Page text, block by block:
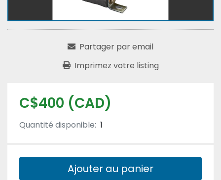
Partager par email
Imprimez votre listing
C$400 (CAD)
Quantité disponible: 1
Ajouter au panier